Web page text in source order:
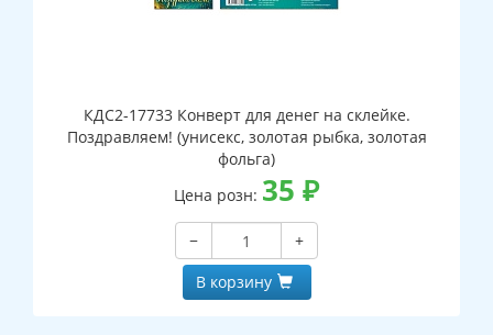
КДС2-17733 Конверт для денег на склейке.
Поздравляем! (унисекс, золотая рыбка, золотая
фольга)
Цена розн: 35 ₽
−
+
В корзину